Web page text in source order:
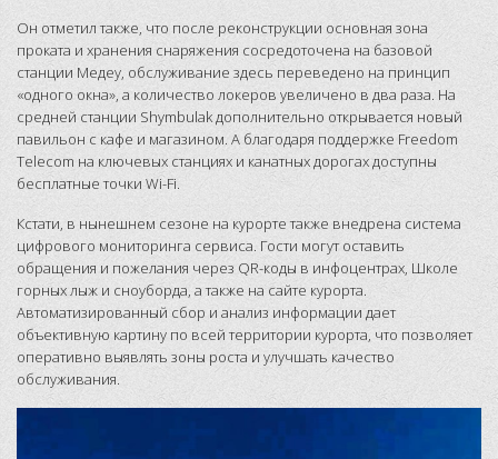
Он отметил также, что после реконструкции основная зона
проката и хранения снаряжения сосредоточена на базовой
станции Медеу, обслуживание здесь переведено на принцип
«одного окна», а количество локеров увеличено в два раза. На
средней станции Shymbulak дополнительно открывается новый
павильон с кафе и магазином. А благодаря поддержке Freedom
Telecom на ключевых станциях и канатных дорогах доступны
бесплатные точки Wi-Fi.
Кстати, в нынешнем сезоне на курорте также внедрена система
цифрового мониторинга сервиса. Гости могут оставить
обращения и пожелания через QR-коды в инфоцентрах, Школе
горных лыж и сноуборда, а также на сайте курорта.
Автоматизированный сбор и анализ информации дает
объективную картину по всей территории курорта, что позволяет
оперативно выявлять зоны роста и улучшать качество
обслуживания.